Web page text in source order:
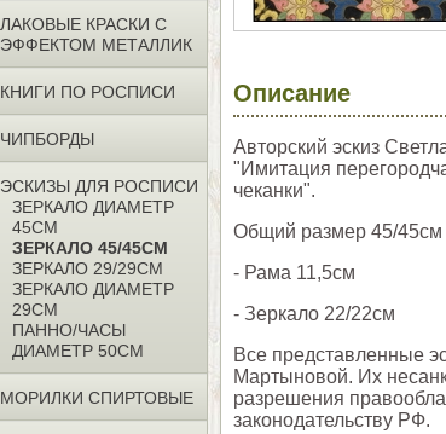
ЛАКОВЫЕ КРАСКИ С
ЭФФЕКТОМ МЕТАЛЛИК
КНИГИ ПО РОСПИСИ
ЧИПБОРДЫ
ЭСКИЗЫ ДЛЯ РОСПИСИ
ЗЕРКАЛО ДИАМЕТР
45СМ
ЗЕРКАЛО 45/45СМ
ЗЕРКАЛО 29/29СМ
ЗЕРКАЛО ДИАМЕТР
29СМ
ПАННО/ЧАСЫ
ДИАМЕТР 50СМ
МОРИЛКИ СПИРТОВЫЕ
Описание
Авторский эскиз
"Имитация
чеканки".
Общий размер 45/45см
- Рама 11,5см
- Зеркало 22/22см
Все представленные
Мартыновой. Их
разрешения
законодательству РФ.